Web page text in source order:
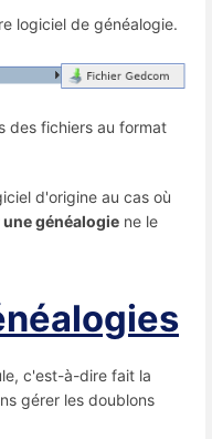
logiciel de généalogie.
des fichiers au format
d'origine au cas où
généalogie ne le
c'est-à-dire fait la
gérer les doublons